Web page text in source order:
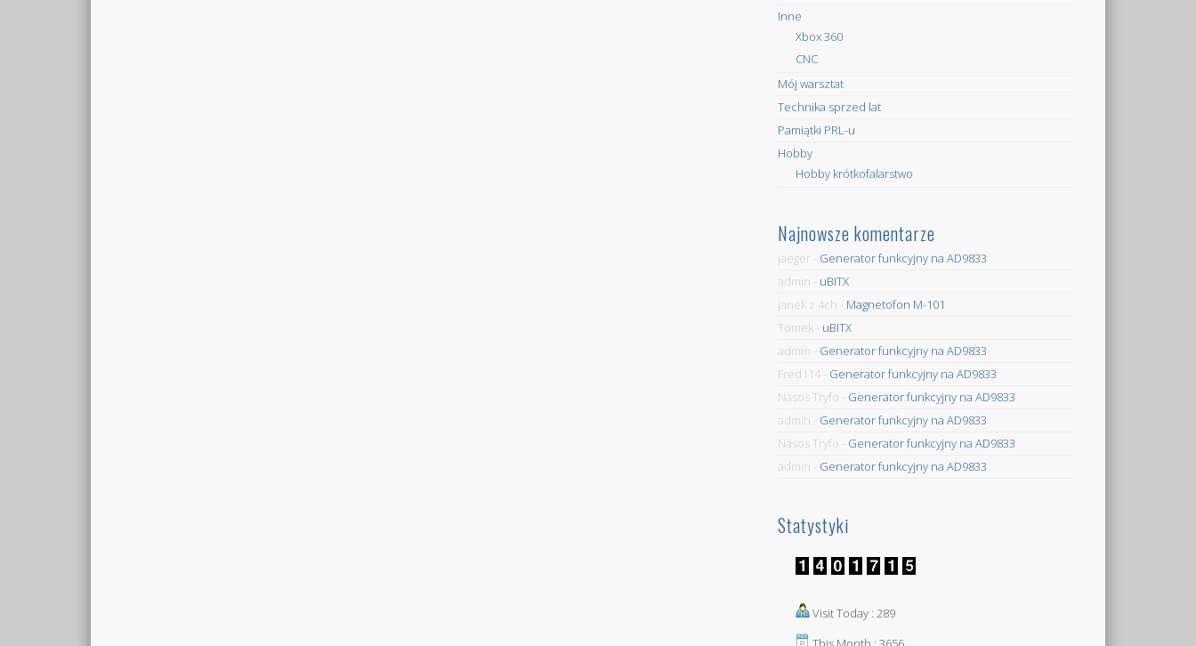
Inne
Xbox 360
CNC
Mój warsztat
Technika sprzed lat
Pamiątki PRL-u
Hobby
Hobby krótkofalarstwo
Najnowsze komentarze
jaeger - Generator funkcyjny na AD9833
admin - uBITX
janek z 4ch - Magnetofon M-101
Tomek - uBITX
admin - Generator funkcyjny na AD9833
Fred114 - Generator funkcyjny na AD9833
Nasos Tryfo - Generator funkcyjny na AD9833
admin - Generator funkcyjny na AD9833
Nasos Tryfo - Generator funkcyjny na AD9833
admin - Generator funkcyjny na AD9833
Statystyki
Visit Today : 289